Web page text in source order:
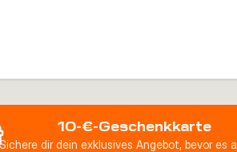
10-€-Geschenkkarte
dir dein exklusives Angebot, bevor es